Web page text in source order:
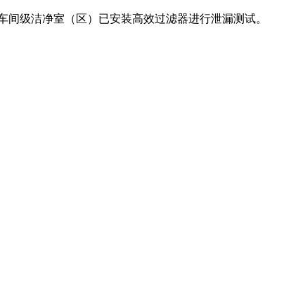
级洁净室（区）已安装高效过滤器进行泄漏测试。